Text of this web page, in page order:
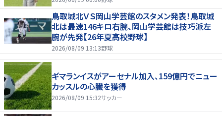
鳥取城北ＶＳ岡山学芸館のスタメン発表！鳥取城
北は最速146キロ右腕、岡山学芸館は技巧派左
腕が先発【26年夏高校野球】
2026/08/09 13:13野球
ギマランイスがアーセナル加入、159億円でニュー
カッスルの心臓を獲得
2026/08/09 15:32サッカー